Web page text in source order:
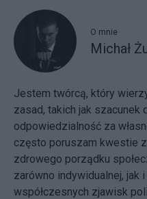
O mnie
Michał
Jestem twórcą, który
zasad, takich jak szacunek
odpowiedzialność za
często poruszam kwestie
zdrowego porządku
zarówno indywidualnej, jak
współczesnych zjawisk